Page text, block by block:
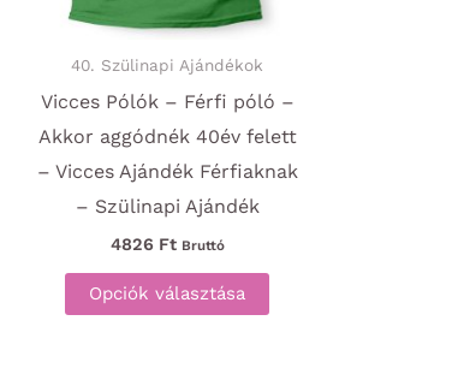
40. Szülinapi Ajándékok
Vicces Pólók – Férfi póló –
Akkor aggódnék 40év felett
– Vicces Ajándék Férfiaknak
– Szülinapi Ajándék
4826 Ft Bruttó
Opciók választása
Ennek
a